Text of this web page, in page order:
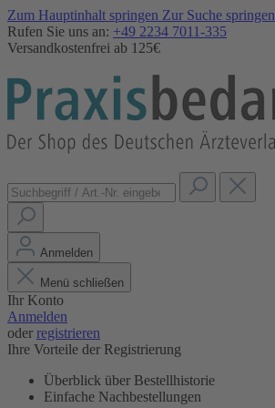
Zum Hauptinhalt springen Zur Suche springen
Rufen Sie uns an: +49 2234 7011-335
Versandkostenfrei ab 125€
Anmelden
Menü schließen
Ihr Konto
Anmelden
oder registrieren
Ihre Vorteile der Registrierung
Überblick über Bestellhistorie
Einfache Nachbestellungen